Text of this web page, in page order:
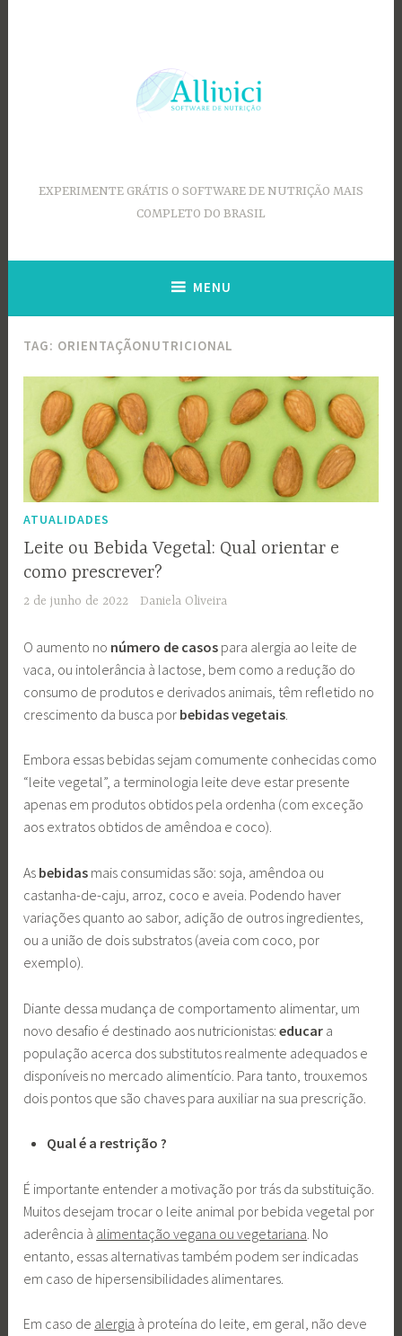
EXPERIMENTE GRÁTIS O SOFTWARE DE NUTRIÇÃO MAIS
COMPLETO DO BRASIL
MENU
TAG: ORIENTAÇÃONUTRICIONAL
ATUALIDADES
Leite ou Bebida Vegetal: Qual orientar e
como prescrever?
2 de junho de 2022 Daniela Oliveira
O aumento no número de casos para alergia ao leite de
vaca, ou intolerância à lactose, bem como a redução do
consumo de produtos e derivados animais, têm refletido no
crescimento da busca por bebidas vegetais
Embora essas bebidas sejam comumente conhecidas como
“leite vegetal”, a terminologia leite deve estar presente
apenas em produtos obtidos pela ordenha (com exceção
aos extratos obtidos de amêndoa e coco).
As bebidas mais consumidas são: soja, amêndoa ou
castanha-de-caju, arroz, coco e aveia. Podendo haver
variações quanto ao sabor, adição de outros ingredientes,
ou a união de dois substratos (aveia com coco, por
exemplo).
Diante dessa mudança de comportamento alimentar, um
novo desafio é destinado aos nutricionistas: educar a
população acerca dos substitutos realmente adequados e
disponíveis no mercado alimentício. Para tanto, trouxemos
dois pontos que são chaves para auxiliar na sua prescrição.
Qual é a restrição ?
É importante entender a motivação por trás da substituição.
Muitos desejam trocar o leite animal por bebida vegetal por
aderência à alimentação vegana ou vegetariana . No
entanto, essas alternativas também podem ser indicadas
em caso de hipersensibilidades alimentares.
Em caso de alergia à proteína do leite, em geral, não deve